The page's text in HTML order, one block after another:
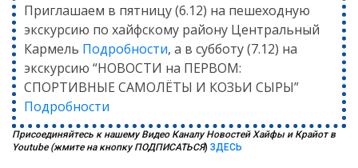
Приглашаем в пятницу (6.12) на пешеходную
экскурсию по хайфскому району Центральный
Кармель Подробности, а в субботу (7.12) на
экскурсию “НОВОСТИ на ПЕРВОМ:
СПОРТИВНЫЕ САМОЛЁТЫ И КОЗЬИ СЫРЫ”
Подробности
Присоединяйтесь к нашему Видео Каналу Новостей Хайфы и Крайот в
Youtube (жмите на кнопку ПОДПИСАТЬСЯ) ЗДЕСЬ